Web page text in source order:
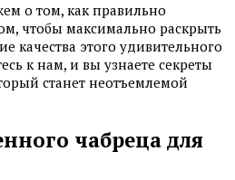
о том, как правильно
чтобы максимально раскрыть
качества этого удивительного
к нам, и вы узнаете секреты
станет неотъемлемой
чабреца для